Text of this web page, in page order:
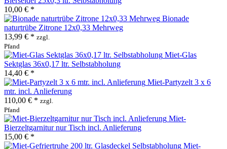
10,00 € *
Bionade
naturtrübe Zitrone 12x0,33 Mehrweg
13,99 € * zzgl.
Pfand
Miet-Glas
Sektglas 36x0,17 ltr. Selbstabholung
14,40 € *
Miet-Partyzelt 3 x 6
mtr. incl. Anlieferung
110,00 € * zzgl.
Pfand
Miet-
Bierzeltgarnitur nur Tisch incl. Anlieferung
15,00 € *
Miet-